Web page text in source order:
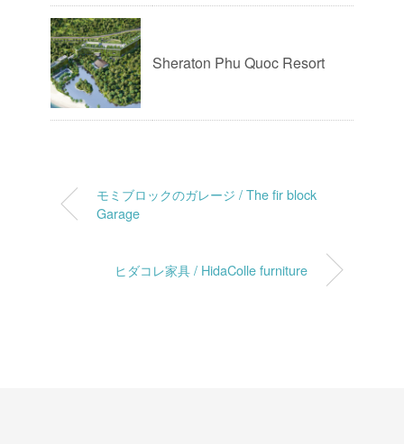
Sheraton Phu Quoc Resort
モミブロックのガレージ / The fir block
Garage
ヒダコレ家具 / HidaColle furniture